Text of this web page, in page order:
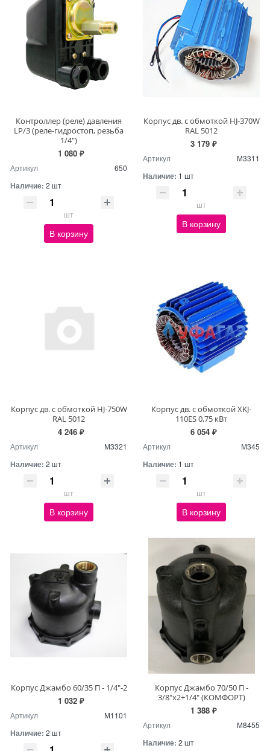
Контроллер (реле) давления
LP/3 (реле-гидростоп, резьба
1/4")
1 080 ₽
Артикул 650
Наличие: 2 шт
шт
В корзину
Корпус дв. с обмоткой HJ-370W
RAL 5012
3 179 ₽
Артикул М3311
Наличие: 1 шт
шт
В корзину
Корпус дв. с обмоткой HJ-750W
RAL 5012
4 246 ₽
Артикул М3321
Наличие: 2 шт
шт
В корзину
Корпус дв. с обмоткой XKJ-
110ES 0,75 кВт
6 054 ₽
Артикул М345
Наличие: 1 шт
шт
В корзину
Корпус Джамбо 60/35 П - 1/4"-2
1 032 ₽
Артикул М1101
Наличие: 2 шт
Корпус Джамбо 70/50 П -
3/8"х2+1/4" (КОМФОРТ)
1 388 ₽
Артикул М8455
Наличие: 2 шт